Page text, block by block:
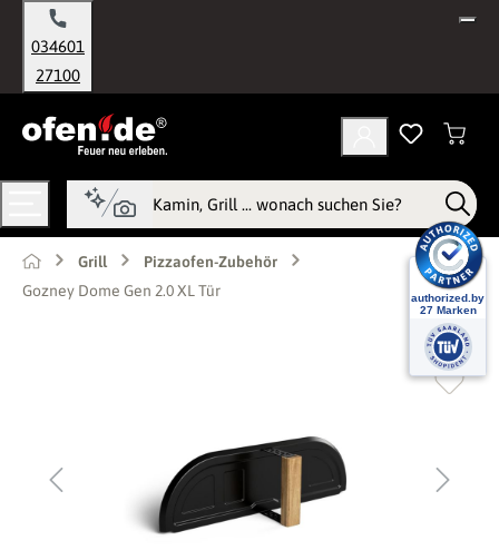
springen
034601
27100
Grill
Pizzaofen-Zubehör
Gozney Dome Gen 2.0 XL Tür